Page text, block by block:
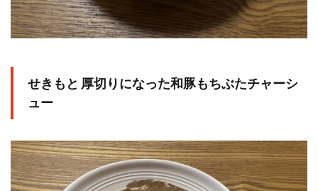
せきもと 厚切りになった和豚もちぶたチャーシ
ュー